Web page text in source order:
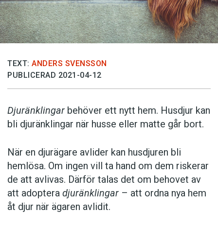
TEXT: ANDERS SVENSSON
PUBLICERAD 2021-04-12
Djuränklingar behöver ett nytt hem. Husdjur kan
bli djuränklingar när husse eller matte går bort.
När en djurägare avlider kan husdjuren bli
hemlösa. Om ingen vill ta hand om dem riskerar
de att avlivas. Därför talas det om behovet av
att adoptera djuränklingar – att ordna nya hem
åt djur när ägaren avlidit.